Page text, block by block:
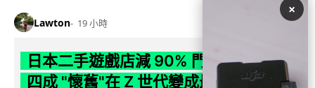
Lawton 19 小時
日本二手遊戲店減 90% 門市 業績反增
四成 "懷舊"在 Z 世代變成最潮「新鮮
×